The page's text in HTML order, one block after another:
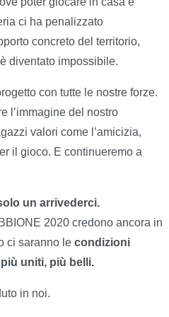
ci ha penalizzato
concreto del territorio,
diventato impossibile.
con tutte le nostre forze.
l’immagine del nostro
valori come l’amicizia,
il gioco. E continueremo a
un arrivederci.
2020 credono ancora in
ci saranno le condizioni
uniti, più belli.
in noi.